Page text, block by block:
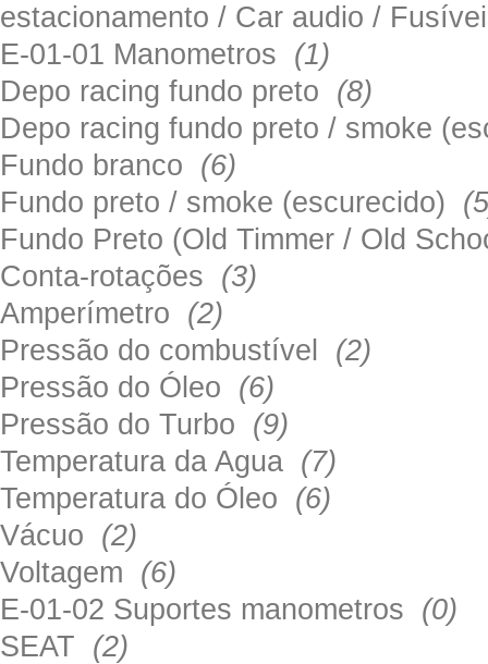
estacionamento / Car audio /
E-01-01 Manometros (1)
Depo racing fundo preto (8)
Depo racing fundo preto / smoke
Fundo branco (6)
Fundo preto / smoke (escurecido)
Fundo Preto (Old Timmer / Old
Conta-rotações (3)
Amperímetro (2)
Pressão do combustível (2)
Pressão do Óleo (6)
Pressão do Turbo (9)
Temperatura da Agua (7)
Temperatura do Óleo (6)
Vácuo (2)
Voltagem (6)
E-01-02 Suportes manometros (0)
SEAT (2)